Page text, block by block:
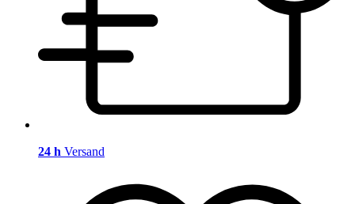
24 h Versand